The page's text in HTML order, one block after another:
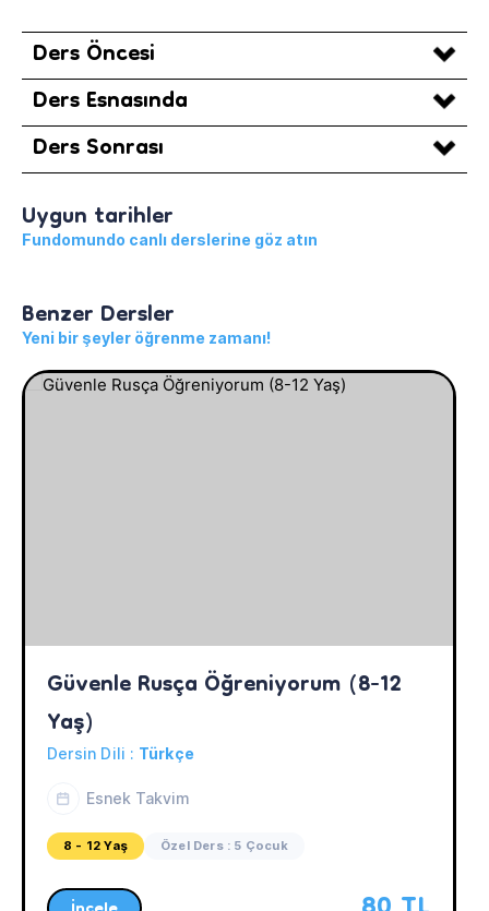
Ders Öncesi
Ders Esnasında
Ders Sonrası
Uygun tarihler
Fundomundo canlı derslerine göz atın
Benzer Dersler
Yeni bir şeyler öğrenme zamanı!
Güvenle Rusça Öğreniyorum (8-12
Yaş)
Dersin Dili : Türkçe
Esnek Takvim
8 - 12 Yaş Özel Ders : 5 Çocuk